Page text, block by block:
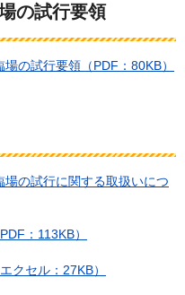
の試行要領
の試行要領（PDF：80KB）
の試行に関する取扱いにつ
：113KB）
クセル：27KB）